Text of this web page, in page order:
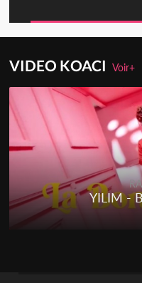
VIDEO KOACIVoir+
YILIM -